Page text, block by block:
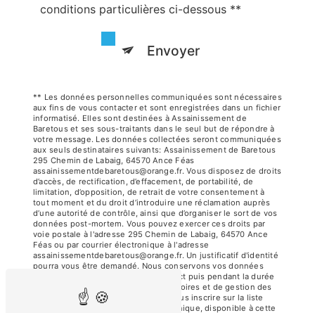
conditions particulières ci-dessous **
Envoyer
** Les données personnelles communiquées sont nécessaires
aux fins de vous contacter et sont enregistrées dans un fichier
informatisé. Elles sont destinées à Assainissement de
Baretous et ses sous-traitants dans le seul but de répondre à
votre message. Les données collectées seront communiquées
aux seuls destinataires suivants: Assainissement de Baretous
295 Chemin de Labaig, 64570 Ance Féas
assainissementdebaretous@orange.fr. Vous disposez de droits
d’accès, de rectification, d’effacement, de portabilité, de
limitation, d’opposition, de retrait de votre consentement à
tout moment et du droit d’introduire une réclamation auprès
d’une autorité de contrôle, ainsi que d’organiser le sort de vos
données post-mortem. Vous pouvez exercer ces droits par
voie postale à l'adresse 295 Chemin de Labaig, 64570 Ance
Féas ou par courrier électronique à l'adresse
assainissementdebaretous@orange.fr. Un justificatif d'identité
pourra vous être demandé. Nous conservons vos données
pendant la période de prise de contact puis pendant la durée
de prescription légale aux fins probatoires et de gestion des
contentieux. Vous avez le droit de vous inscrire sur la liste
d'opposition au démarchage téléphonique, disponible à cette